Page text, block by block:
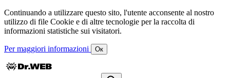
Continuando a utilizzare questo sito, l'utente acconsente al nostro
utilizzo di file Cookie e di altre tecnologie per la raccolta di
informazioni statistiche sui visitatori.
Per maggiori informazioni Ок